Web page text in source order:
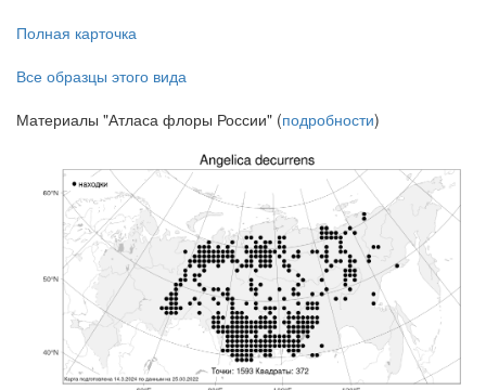
Полная карточка
Все образцы этого вида
Материалы "Атласа флоры России" (подробности)